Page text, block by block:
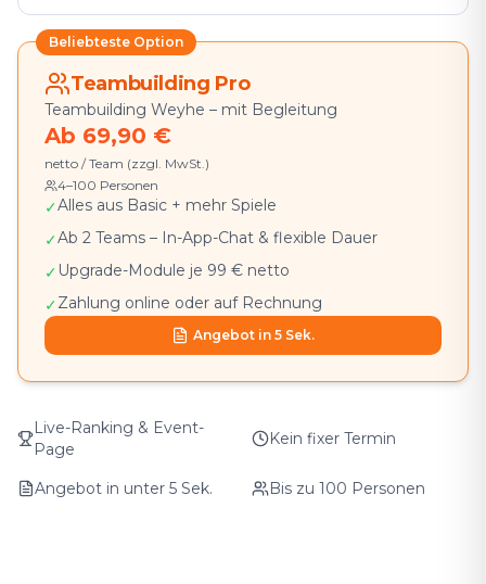
Beliebteste Option
Teambuilding Pro
Teambuilding Weyhe⁠ – mit Begleitung
Ab 69,90 €
netto / Team (zzgl. MwSt.)
4–100 Personen
✓Alles aus Basic + mehr Spiele
✓Ab 2 Teams – In-App-Chat & flexible Dauer
✓ Upgrade-Module je 99 € netto
✓Zahlung online oder auf Rechnung
Angebot in 5 Sek.
Live-Ranking & Event-
Page
Kein fixer Termin
Angebot in unter 5 Sek. Bis zu 100 Personen